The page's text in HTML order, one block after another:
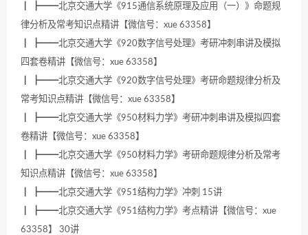
┃ ┣━━北京交通大学《915通信系统原理及应用（一）》命题规
律分析及常考知识点精讲【微信号：xue 63358】
┃ ┣━━北京交通大学《920数字信号处理》考研冲刺串讲及模拟
四套卷精讲【微信号：xue 63358】
┃ ┣━━北京交通大学《920数字信号处理》考研命题规律分析及
常考知识点精讲【微信号：xue 63358】
┃ ┣━━北京交通大学《950材料力学》考研冲刺串讲及模拟四套
卷精讲【微信号：xue 63358】
┃ ┣━━北京交通大学《950材料力学》考研命题规律分析及常考
知识点精讲【微信号：xue 63358】
┃ ┣━━北京交通大学《951结构力学》冲刺 15讲
┃ ┣━━北京交通大学《951结构力学》考点精讲【微信号：xue
63358】 30讲